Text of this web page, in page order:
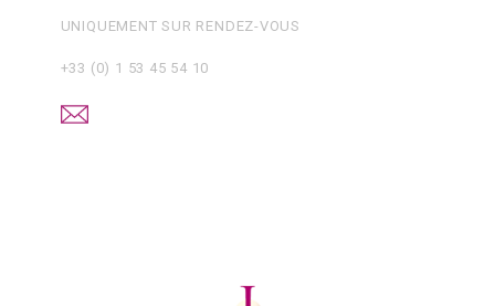
UNIQUEMENT SUR RENDEZ-VOUS
+33 (0) 1 53 45 54 10